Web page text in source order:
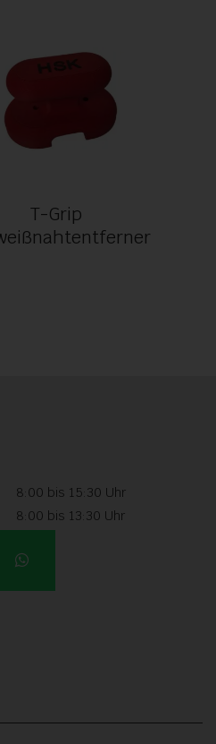
T-Grip
8:00 bis 15:30 Uhr
8:00 bis 13:30 Uhr
ist essenziell und kann